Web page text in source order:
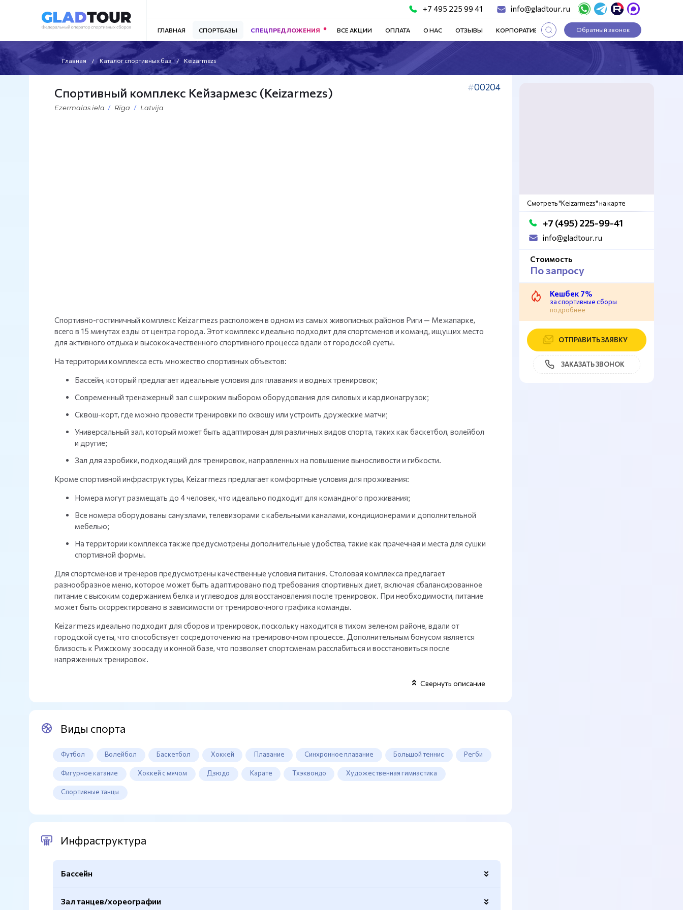
+7 495 225 99 41 info@gladtour.ru
ГЛАВНАЯ СПОРТБАЗЫ СПЕЦПРЕДЛОЖЕНИЯ ВСЕ АКЦИИ ОПЛАТА О НАС ОТЗЫВЫ КОРПОРАТИВНЫЕ ТУРЫ СТАТЬИ
Обратный звонок
Главная Каталог спортивных баз Keizarmezs
00204
Спортивный комплекс Кейзармезс (Keizarmezs)
Ezermalas iela Rīga Latvija
Спортивно-гостиничный комплекс Keizarmezs расположен в одном из самых живописных районов Риги — Межапарке,
всего в 15 минутах езды от центра города. Этот комплекс идеально подходит для спортсменов и команд, ищущих место
для активного отдыха и высококачественного спортивного процесса вдали от городской суеты.
На территории комплекса есть множество спортивных объектов:
Бассейн, который предлагает идеальные условия для плавания и водных тренировок;
Современный тренажерный зал с широким выбором оборудования для силовых и кардионагрузок;
Сквош-корт, где можно провести тренировки по сквошу или устроить дружеские матчи;
Универсальный зал, который может быть адаптирован для различных видов спорта, таких как баскетбол, волейбол
и другие;
Зал для аэробики, подходящий для тренировок, направленных на повышение выносливости и гибкости.
Кроме спортивной инфраструктуры, Keizarmezs предлагает комфортные условия для проживания:
Номера могут размещать до 4 человек, что идеально подходит для командного проживания;
Все номера оборудованы санузлами, телевизорами с кабельными каналами, кондиционерами и дополнительной
мебелью;
На территории комплекса также предусмотрены дополнительные удобства, такие как прачечная и места для сушки
спортивной формы.
Для спортсменов и тренеров предусмотрены качественные условия питания. Столовая комплекса предлагает
разнообразное меню, которое может быть адаптировано под требования спортивных диет, включая сбалансированное
питание с высоким содержанием белка и углеводов для восстановления после тренировок. При необходимости, питание
может быть скорректировано в зависимости от тренировочного графика команды.
Keizarmezs идеально подходит для сборов и тренировок, поскольку находится в тихом зеленом районе, вдали от
городской суеты, что способствует сосредоточению на тренировочном процессе. Дополнительным бонусом является
близость к Рижскому зоосаду и конной базе, что позволяет спортсменам расслабиться и восстановиться после
напряженных тренировок.
Свернуть описание
Виды спорта
Футбол Волейбол Баскетбол Хоккей Плавание Синхронное плавание Большой теннис Регби
Фигурное катание Хоккей с мячом Дзюдо Карате Тхэквондо Художественная гимнастика
Спортивные танцы
Инфраструктура
Бассейн
Спортивный
Да
Зал танцев/хореографии
Смотреть "Keizarmezs" на карте
+7 (495) 225-99-41
info@gladtour.ru
Стоимость
По запросу
Кешбек 7%
за спортивные сборы
подробнее
ОТПРАВИТЬ ЗАЯВКУ
ЗАКАЗАТЬ ЗВОНОК